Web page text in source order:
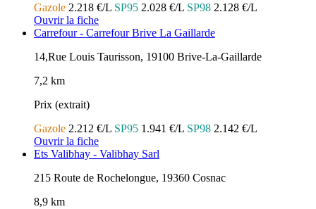
Gazole 2.218 €/L SP95 2.028 €/L SP98 2.128 €/L
Ouvrir la fiche
Carrefour - Carrefour Brive La Gaillarde
14,Rue Louis Taurisson, 19100 Brive-La-Gaillarde
7,2 km
Prix (extrait)
Gazole 2.212 €/L SP95 1.941 €/L SP98 2.142 €/L
Ouvrir la fiche
Ets Valibhay - Valibhay Sarl
215 Route de Rochelongue, 19360 Cosnac
8,9 km